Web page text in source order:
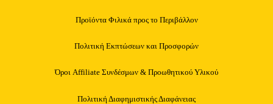
Προϊόντα Φιλικά προς το Περιβάλλον
Πολιτική Εκπτώσεων και Προσφορών
Όροι Affiliate Συνδέσμων & Προωθητικού Υλικού
Πολιτική Διαφημιστικής Διαφάνειας